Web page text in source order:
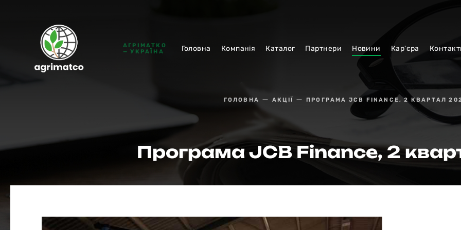
АГРІМАТКО
— УКРАЇНА
Головна Компанiя Каталог Партнери Новини Кар'єра
ГОЛОВНА АКЦІЇ ПРОГРАМА JCB FINANCE, 2 КВАРТАЛ
Програма JCB Finance, 2